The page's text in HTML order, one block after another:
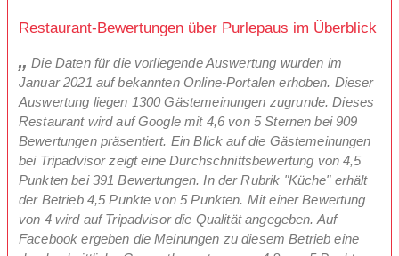
Restaurant-Bewertungen über Purlepaus im Überblick
Die Daten für die vorliegende Auswertung wurden im
Januar 2021 auf bekannten Online-Portalen erhoben. Dieser
Auswertung liegen 1300 Gästemeinungen zugrunde. Dieses
Restaurant wird auf Google mit 4,6 von 5 Sternen bei 909
Bewertungen präsentiert. Ein Blick auf die Gästemeinungen
bei Tripadvisor zeigt eine Durchschnittsbewertung von 4,5
Punkten bei 391 Bewertungen. In der Rubrik "Küche" erhält
der Betrieb 4,5 Punkte von 5 Punkten. Mit einer Bewertung
von 4 wird auf Tripadvisor die Qualität angegeben. Auf
Facebook ergeben die Meinungen zu diesem Betrieb eine